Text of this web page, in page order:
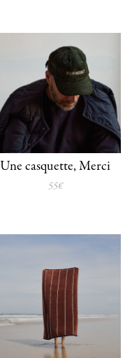
Une casquette, Merci
55€